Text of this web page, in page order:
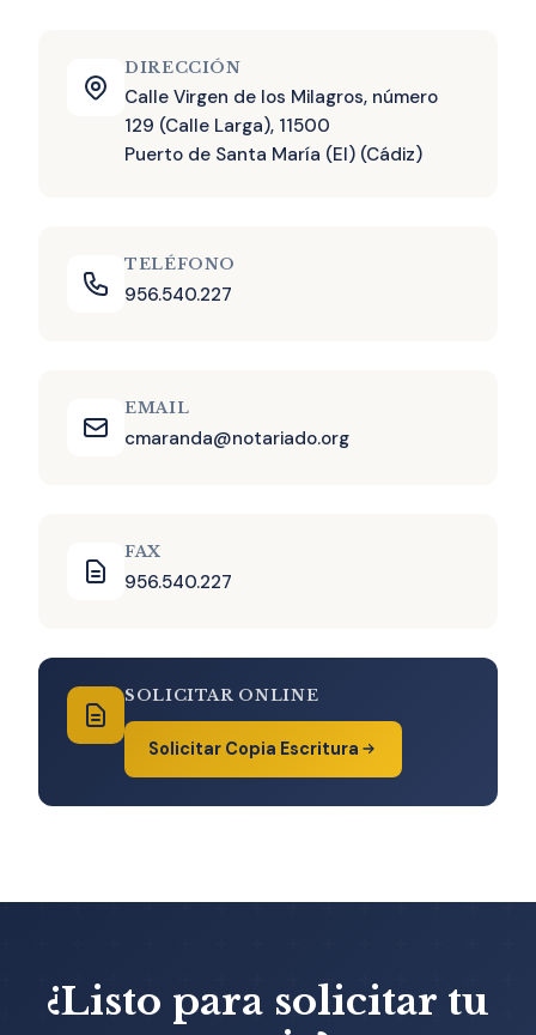
DIRECCIÓN
Calle Virgen de los Milagros, número
129 (Calle Larga), 11500
Puerto de Santa María (El) (Cádiz)
TELÉFONO
956.540.227
EMAIL
cmaranda@notariado.org
FAX
956.540.227
SOLICITAR ONLINE
Solicitar Copia Escritura
¿Listo para solicitar tu